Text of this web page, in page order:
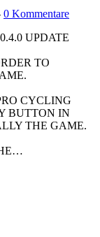
0 Kommentare
UPDATE
TO
CYCLING
BUTTON IN
THE GAME.